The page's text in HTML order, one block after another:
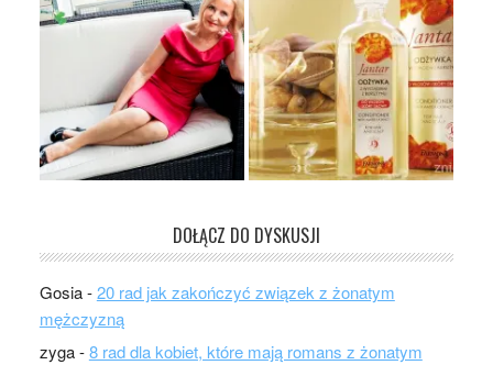
DOŁĄCZ DO DYSKUSJI
Gosia-20 rad jak zakończyć związek z żonatym
mężczyzną
zyga-8 rad dla kobiet, które mają romans z żonatym